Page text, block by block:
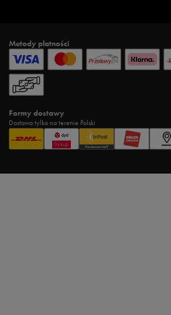
Metody płatności
Formy dostawy
Dostawa tylko na terenie Polski